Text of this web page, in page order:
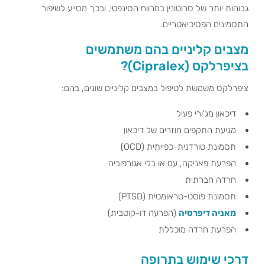
גבוהות יותר של סרוטונין במרווח הסינפטי, ובכך מסייע לשיפור
התסמינים הפסיכיאטריים.
מצבים קליניים בהם משתמשים
בציפרלקס (Cipralex)?
ציפרלקס משמשת לטיפול במצבים קליניים שונים, בהם:
דיכאון מג'ורי פעיל
מניעת התקפים חוזרים של דיכאון
תסמונת טורדנית-כפייתית (OCD)
הפרעת פאניקה, עם או בלי אגורפוביה
חרדה חברתית
תסמונת פוסט-טראומטית (PTSD)
מאניה דיפרסיה (הפרעה דו-קוטבית)
הפרעת חרדה מוכללת
דרכי שימוש בתרופה